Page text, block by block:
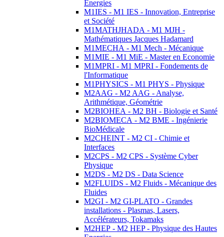
Energies
M1IES - M1 IES - Innovation, Entreprise
et Société
M1MATHJHADA - M1 MJH -
Mathématiques Jacques Hadamard
M1MECHA - M1 Mech - Mécanique
M1MIE - M1 MiE - Master en Economie
M1MPRI - M1 MPRI - Fondements de
l'Informatique
M1PHYSICS - M1 PHYS - Physique
M2AAG - M2 AAG - Analyse,
Arithmétique, Géométrie
M2BIOHEA - M2 BH - Biologie et Santé
M2BIOMECA - M2 BME - Ingénierie
BioMédicale
M2CHEINT - M2 CI - Chimie et
Interfaces
M2CPS - M2 CPS - Système Cyber
Physique
M2DS - M2 DS - Data Science
M2FLUIDS - M2 Fluids - Mécanique des
Fluides
M2GI - M2 GI-PLATO - Grandes
installations - Plasmas, Lasers,
Accélérateurs, Tokamaks
M2HEP - M2 HEP - Physique des Hautes